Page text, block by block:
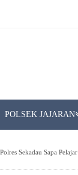
POLSEK JAJARAN
Sekadau Sapa Pelajar